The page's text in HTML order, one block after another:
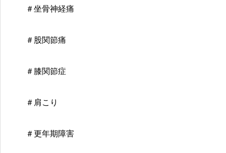
＃坐骨神経痛
＃股関節痛
＃膝関節症
＃肩こり
＃更年期障害